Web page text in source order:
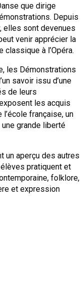
que dirige
Depuis
elles sont devenues
venir apprécier la
à l’Opéra.
les Démonstrations
savoir issu d’une
de leurs
les acquis
française, un
grande liberté
un aperçu des autres
pratiquent et
folklore,
et expression